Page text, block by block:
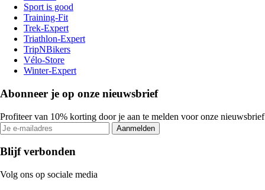
Sport is good
Training-Fit
Trek-Expert
Triathlon-Expert
TripNBikers
Vélo-Store
Winter-Expert
Abonneer je op onze nieuwsbrief
Profiteer van 10% korting door je aan te melden voor onze nieuwsbrief
Aanmelden
Blijf verbonden
Volg ons op sociale media